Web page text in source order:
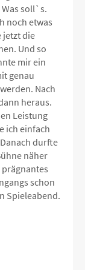
soll`s.
noch etwas
jetzt die
Und so
mir ein
genau
Nach
heraus.
Leistung
ich einfach
durfte
näher
schon
Spieleabend.